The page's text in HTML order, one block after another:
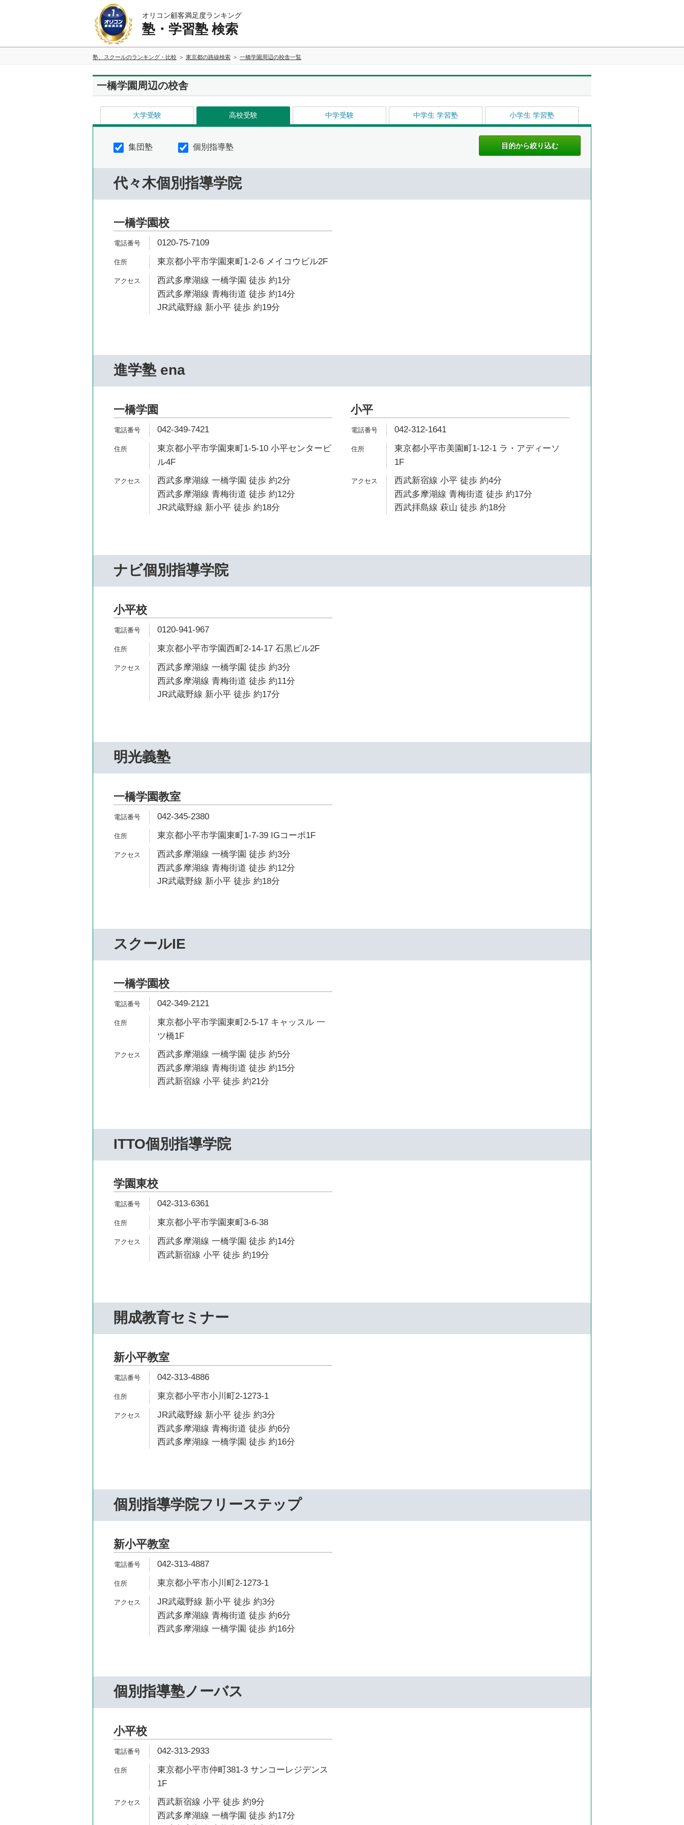
オリコン顧客満足度ランキング
塾・学習塾 検索
塾、スクールのランキング・比較 東京都の路線検索 一橋学園周辺の校舎一覧
一橋学園周辺の校舎
大学受験 高校受験 中学受験 中学生 学習塾 小学生 学習塾
集団塾 個別指導塾
代々木個別指導学院
一橋学園校
0120-75-7109
東京都小平市学園東町1-2-6 メイコウビル2F
西武多摩湖線 一橋学園 徒歩 約1分
西武多摩湖線 青梅街道 徒歩 約14分
JR武蔵野線 新小平 徒歩 約19分
進学塾 ena
一橋学園
042-349-7421
東京都小平市学園東町1-5-10 小平センタービ
ル4F
西武多摩湖線 一橋学園 徒歩 約2分
西武多摩湖線 青梅街道 徒歩 約12分
JR武蔵野線 新小平 徒歩 約18分
小平
042-312-1641
東京都小平市美園町1-12-1 ラ・アディーソ
1F
西武新宿線 小平 徒歩 約4分
西武多摩湖線 青梅街道 徒歩 約17分
西武拝島線 萩山 徒歩 約18分
ナビ個別指導学院
小平校
0120-941-967
東京都小平市学園西町2-14-17 石黒ビル2F
西武多摩湖線 一橋学園 徒歩 約3分
西武多摩湖線 青梅街道 徒歩 約11分
JR武蔵野線 新小平 徒歩 約17分
明光義塾
一橋学園教室
042-345-2380
東京都小平市学園東町1-7-39 IGコーポ1F
西武多摩湖線 一橋学園 徒歩 約3分
西武多摩湖線 青梅街道 徒歩 約12分
JR武蔵野線 新小平 徒歩 約18分
スクールIE
一橋学園校
042-349-2121
東京都小平市学園東町2-5-17 キャッスル 一
ツ橋1F
西武多摩湖線 一橋学園 徒歩 約5分
西武多摩湖線 青梅街道 徒歩 約15分
西武新宿線 小平 徒歩 約21分
ITTO個別指導学院
学園東校
042-313-6361
東京都小平市学園東町3-6-38
西武多摩湖線 一橋学園 徒歩 約14分
西武新宿線 小平 徒歩 約19分
開成教育セミナー
新小平教室
042-313-4886
東京都小平市小川町2-1273-1
JR武蔵野線 新小平 徒歩 約3分
西武多摩湖線 青梅街道 徒歩 約6分
西武多摩湖線 一橋学園 徒歩 約16分
個別指導学院フリーステップ
新小平教室
042-313-4887
東京都小平市小川町2-1273-1
JR武蔵野線 新小平 徒歩 約3分
西武多摩湖線 青梅街道 徒歩 約6分
西武多摩湖線 一橋学園 徒歩 約16分
個別指導塾ノーバス
小平校
042-313-2933
東京都小平市仲町381-3 サンコーレジデンス
1F
西武新宿線 小平 徒歩 約9分
西武多摩湖線 一橋学園 徒歩 約17分